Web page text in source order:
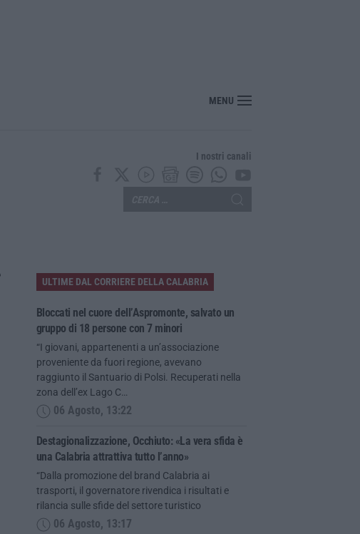
Un museo senza barriere: il MArRC si rinnova nel segno dell’accessibilità e dell’inclusione
MENU
I nostri canali
ULTIME DAL CORRIERE DELLA CALABRIA
Bloccati nel cuore dell’Aspromonte, salvato un
gruppo di 18 persone con 7 minori
“I giovani, appartenenti a un’associazione
proveniente da fuori regione, avevano
raggiunto il Santuario di Polsi. Recuperati nella
zona dell’ex Lago C…
06 Agosto, 13:22
Destagionalizzazione, Occhiuto: «La vera sfida è
una Calabria attrattiva tutto l’anno»
“Dalla promozione del brand Calabria ai
trasporti, il governatore rivendica i risultati e
rilancia sulle sfide del settore turistico
06 Agosto, 13:17